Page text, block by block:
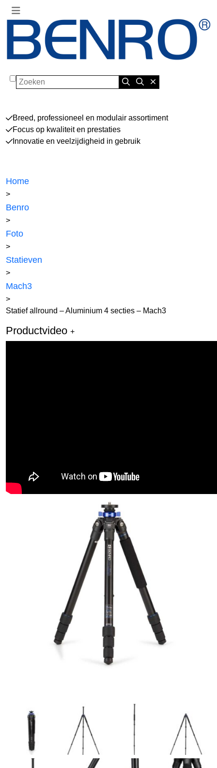
Zoeken
Breed, professioneel en modulair assortiment
Focus op kwaliteit en prestaties
Innovatie en veelzijdigheid in gebruik
Home
>
Benro
>
Foto
>
Statieven
>
Mach3
>
Statief allround – Aluminium 4 secties – Mach3
Productvideo +